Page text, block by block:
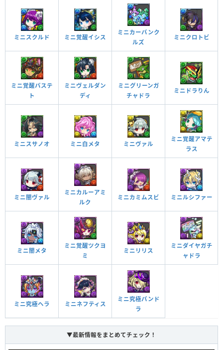
ミニスクルド ミニ覚醒イシス
ミニカーバンク
ルズ
ミニクロトビ
ミニ覚醒バステ
ト
ミニヴェルダン
ディ
ミニグリーンガ
チャドラ
ミニドラりん
ミニスサノオ ミニ白メタ ミニヴァル
ミニ覚醒アマテ
ラス
ミニ闇ヴァル
ミニカルーアミ
ルク
ミニカミムスビ ミニルシファー
ミニ闇メタ
ミニ覚醒ツクヨ
ミ
ミニリリス
ミニダイヤガチ
ャドラ
ミニ究極ヘラ ミニネフティス
ミニ究極パンド
ラ
▼最新情報をまとめてチェック！